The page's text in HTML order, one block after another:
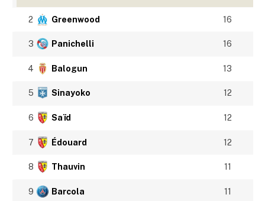
2 Greenwood 16
3 Panichelli 16
4 Balogun 13
5 Sinayoko 12
6 Saïd 12
7 Édouard 12
8 Thauvin 11
9 Barcola 11